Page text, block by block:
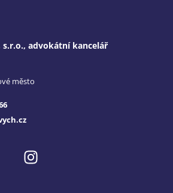
s.r.o., advokátní kancelář
město